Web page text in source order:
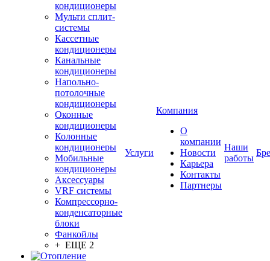
кондиционеры
Мульти сплит-
системы
Кассетные
кондиционеры
Канальные
кондиционеры
Напольно-
потолочные
кондиционеры
Оконные
кондиционеры
Колонные
кондиционеры
Мобильные
кондиционеры
Аксессуары
VRF системы
Компрессорно-
конденсаторные
блоки
Фанкойлы
+ ЕЩЕ 2
Услуги
Компания
О
компании
Новости
Карьера
Контакты
Партнеры
Наши
работы